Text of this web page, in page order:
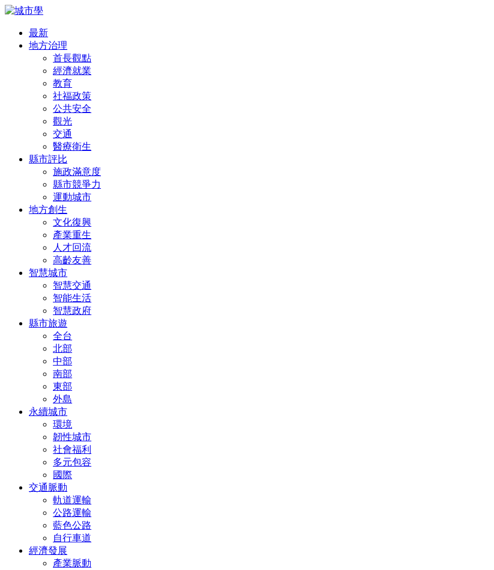
最新
地方治理
首長觀點
經濟就業
教育
社福政策
公共安全
觀光
交通
醫療衛生
縣市評比
施政滿意度
縣市競爭力
運動城市
地方創生
文化復興
產業重生
人才回流
高齡友善
智慧城市
智慧交通
智能生活
智慧政府
縣市旅遊
全台
北部
中部
南部
東部
外島
永續城市
環境
韌性城市
社會福利
多元包容
國際
交通脈動
軌道運輸
公路運輸
藍色公路
自行車道
經濟發展
產業脈動